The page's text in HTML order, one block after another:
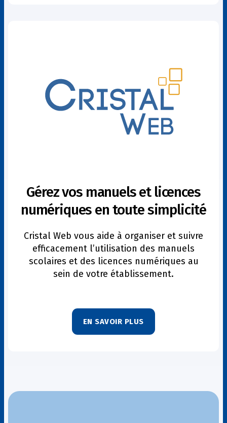
Gérez vos manuels et licences
numériques en toute simplicité
Cristal Web vous aide à organiser et suivre
efficacement l’utilisation des manuels
scolaires et des licences numériques au
sein de votre établissement.
EN SAVOIR PLUS